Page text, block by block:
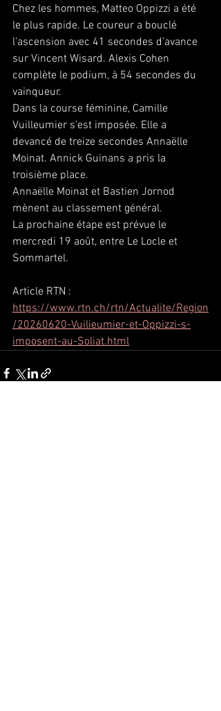
Chez les hommes, Matteo Oppizzi a été
le plus rapide. Le coureur a bouclé
l’ascension avec 41 secondes d’avance
sur Vincent Wisard. Alexis Cohen
complète le podium, à 54 secondes du
vainqueur.
Dans la course féminine, Camille
Vuilleumier s’est imposée. Elle a
devancé de treize secondes Annaëlle
Moinat. Annick Guinans a pris la
troisième place.
Annaëlle Moinat et Bastien Jornod
mènent au classement général.
La prochaine étape est prévue le
mercredi 19 août, entre Le Locle et
Sommartel.
Article RTN :
https://www.rtn.ch/rtn/Actualite/Region
/20260620-Vuilieumier-et-Oppizzi-s-
imposent-au-Soliat.html